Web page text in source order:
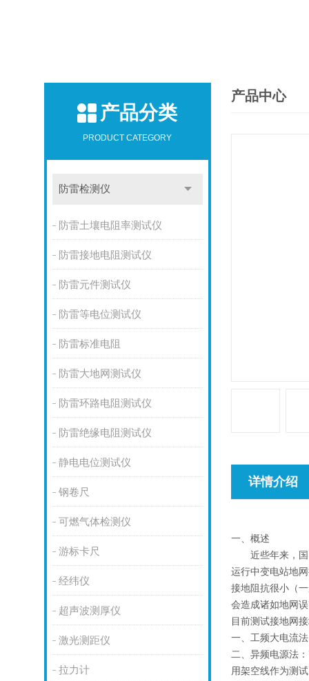
产品分类
PRODUCT CATEGORY
防雷检测仪
防雷土壤电阻率测试仪
防雷接地电阻测试仪
防雷元件测试仪
防雷等电位测试仪
防雷标准电阻
防雷大地网测试仪
防雷环路电阻测试仪
防雷绝缘电阻测试仪
静电电位测试仪
钢卷尺
可燃气体检测仪
游标卡尺
经纬仪
超声波测厚仪
激光测距仪
拉力计
产品中心
详情介绍
一、概述
近些年来，国内
运行中变电站地
接地阻抗很小（
会造成诸如地网
目前测试接地网
一、工频大电流
二、异频电源法
用架空线作为测